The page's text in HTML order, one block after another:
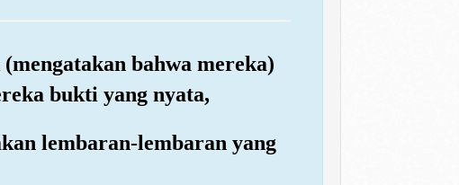
bahwa mereka)
bukti yang nyata,
lembaran-lembaran yang